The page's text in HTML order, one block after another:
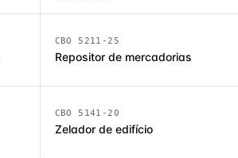
CBO 5211-25
Repositor de mercadorias
CBO 5141-20
Zelador de edifício